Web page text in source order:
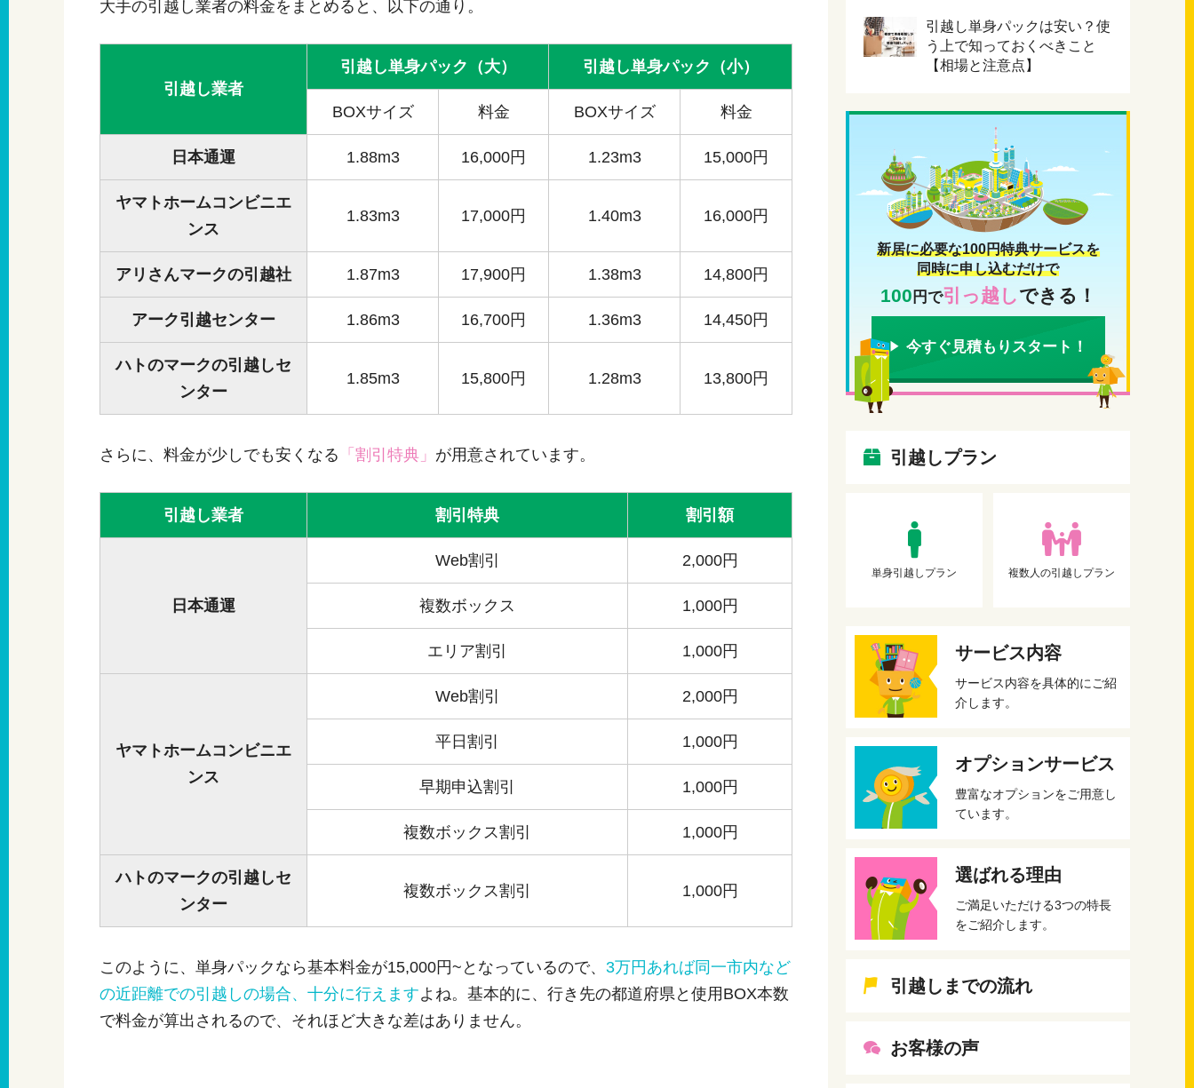
大手の引越し業者の料金をまとめると、以下の通り。
引越し業者
引越し単身パック（大） 引越し単身パック（小）
BOXサイズ 料金 BOXサイズ 料金
日本通運 1.88m3 16,000円 1.23m3 15,000円
ヤマトホームコンビニエ
ンス
1.83m3 17,000円 1.40m3 16,000円
アリさんマークの引越社 1.87m3 17,900円 1.38m3 14,800円
アーク引越センター 1.86m3 16,700円 1.36m3 14,450円
ハトのマークの引越しセ
ンター
1.85m3 15,800円 1.28m3 13,800円
さらに、料金が少しでも安くなる 「割引特典」 が用意されています。
引越し業者 割引特典 割引額
日本通運
Web割引 2,000円
複数ボックス 1,000円
エリア割引 1,000円
ヤマトホームコンビニエ
ンス
Web割引 2,000円
平日割引 1,000円
早期申込割引 1,000円
複数ボックス割引 1,000円
ハトのマークの引越しセ
ンター
複数ボックス割引 1,000円
このように、単身パックなら基本料金が15,000円~となっているので、 3万円あれば同一市内など
の近距離での引越しの場合、十分に行えますよね。基本的に、行き先の都道府県と使用BOX本数
で料金が算出されるので、それほど大きな差はありません。
引越し単身パックは安い？使
う上で知っておくべきこと
【相場と注意点】
新居に必要な100円特典サービスを
同時に申し込むだけで
100 円で引っ越しできる！
今すぐ見積もりスタート！
引越しプラン
単身引越しプラン 複数人の引越しプラン
サービス内容
サービス内容を具体的にご紹
介します。
オプションサービス
豊富なオプションをご用意し
ています。
選ばれる理由
ご満足いただける3つの特長
をご紹介します。
引越しまでの流れ
お客様の声